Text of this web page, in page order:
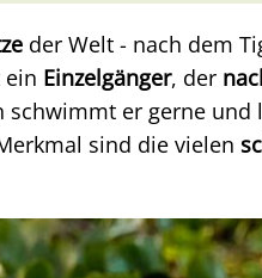
der Welt - nach dem
ein Einzelgänger, der
schwimmt er gerne
sind die vielen